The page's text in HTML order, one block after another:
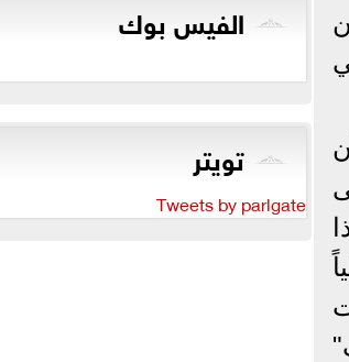
عن
2022) إلى
الفيس بوك
تويتر
Tweets by parlgate